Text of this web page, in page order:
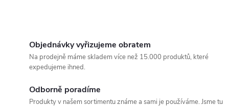
Objednávky vyřizujeme obratem
Na prodejně máme skladem více než 15.000 produktů, které
expedujeme ihned.
Odborně poradíme
Produkty v našem sortimentu známe a sami je používáme. Jsme tu